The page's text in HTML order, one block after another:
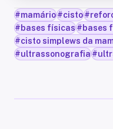
#mamário#cisto#
#bases físicas#bases
#cisto simplews da
#ultrassonografia#